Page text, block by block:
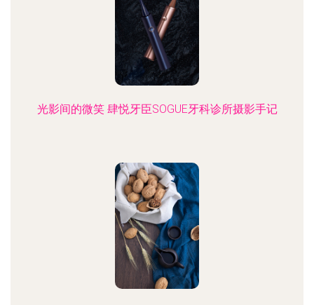
光影间的微笑 肆悦牙臣SOGUE牙科诊所摄影手记